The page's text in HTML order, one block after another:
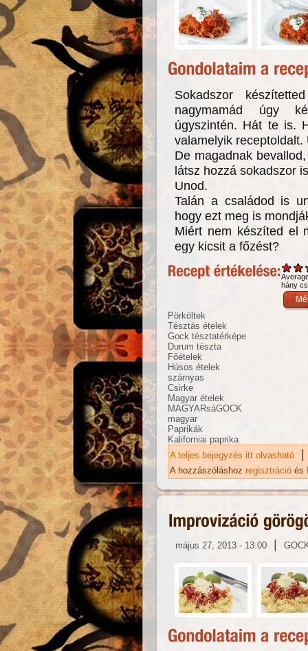
Sokadszor
nagymamád úgy
úgyszintén. Hát te is.
valamelyik
De magadnak
látsz hozzá sokadszor
Unod.
Talán a családod is
hogy ezt meg is
Miért nem készíted el
egy kicsit a főzést?
hány
Pörköltek
Tésztás ételek
Gock tésztatérképe
Durum tészta
Főételek
Húsos ételek
szárnyas
Csirke
Magyar ételek
MAGYARsáGOCK
magyar
Paprikák
Kaliforniai paprika
A teljes bejegyzés itt olvasható
|
A hozzászóláshoz regisztráció és
május 27, 2013 - 13:00 |